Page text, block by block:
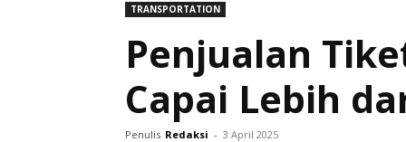
TRANSPORTATION
Penjualan
Capai Lebih
Penulis Redaksi - 3 April 2025